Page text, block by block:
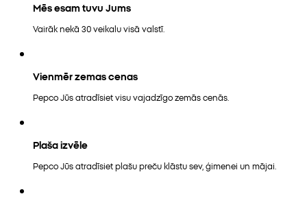
Mēs esam tuvu Jums
Vairāk nekā 30 veikalu visā valstī.
Vienmēr zemas cenas
Pepco Jūs atradīsiet visu vajadzīgo zemās cenās.
Plaša izvēle
Pepco Jūs atradīsiet plašu preču klāstu sev, ģimenei un mājai.